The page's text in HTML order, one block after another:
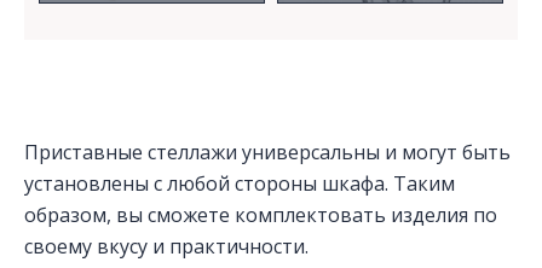
Приставные стеллажи универсальны и могут быть
установлены с любой стороны шкафа. Таким
образом, вы сможете комплектовать изделия по
своему вкусу и практичности.